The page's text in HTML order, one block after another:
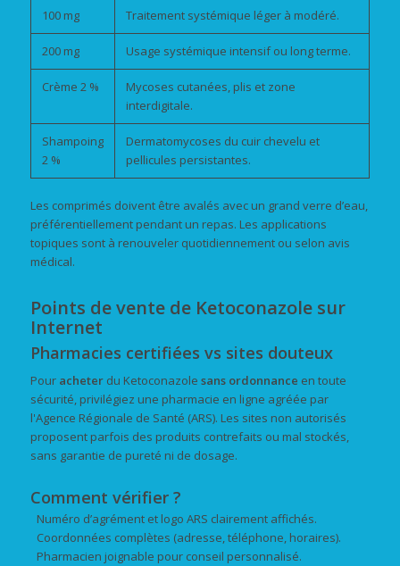
100 mg Traitement systémique léger à modéré.
200 mg Usage systémique intensif ou long terme.
Crème 2 %
Mycoses cutanées, plis et zone
interdigitale.
Shampoing
2 %
Dermatomycoses du cuir chevelu et
pellicules persistantes.
Les comprimés doivent être avalés avec un grand verre d’eau,
préférentiellement pendant un repas. Les applications
topiques sont à renouveler quotidiennement ou selon avis
médical.
Points de vente de Ketoconazole sur
Internet
Pharmacies certifiées vs sites douteux
Pour acheterdu Ketoconazole sans ordonnance en toute
sécurité, privilégiez une pharmacie en ligne agréée par
l'Agence Régionale de Santé (ARS). Les sites non autorisés
proposent parfois des produits contrefaits ou mal stockés,
sans garantie de pureté ni de dosage.
Comment vérifier ?
Numéro d’agrément et logo ARS clairement affichés.
Coordonnées complètes (adresse, téléphone, horaires).
Pharmacien joignable pour conseil personnalisé.